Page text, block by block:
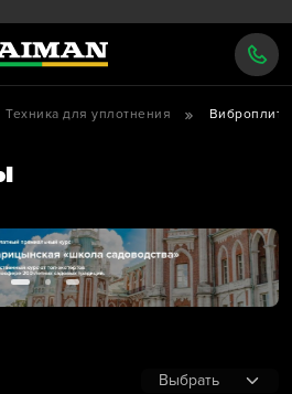
Техника для уплотнения Виброплиты